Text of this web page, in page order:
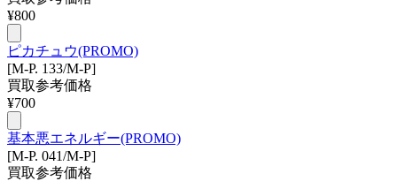
¥800
ピカチュウ(PROMO)
[M-P. 133/M-P]
買取参考価格
¥700
基本悪エネルギー(PROMO)
[M-P. 041/M-P]
買取参考価格